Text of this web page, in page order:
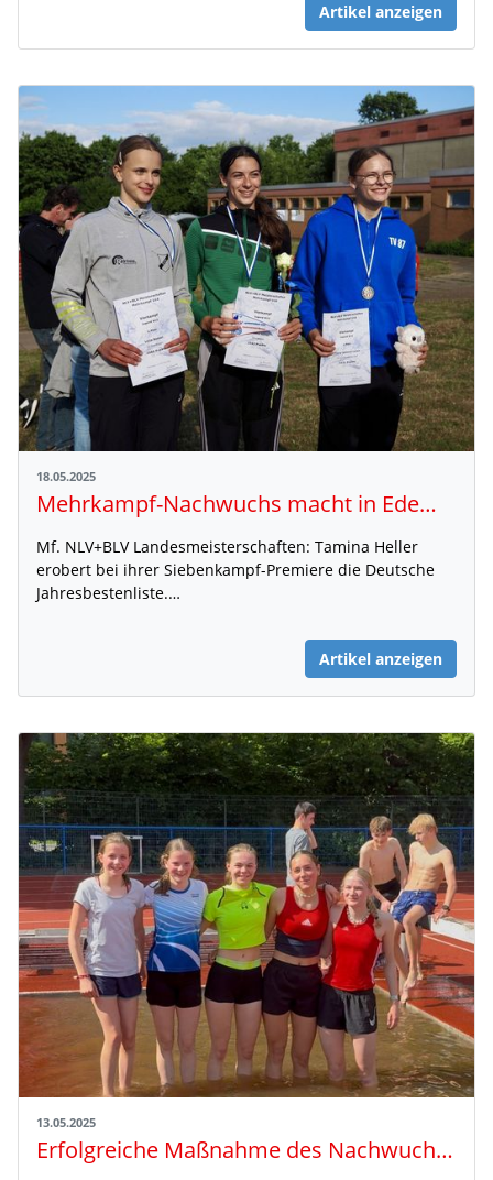
Artikel anzeigen
18.05.2025
Mehrkampf-Nachwuchs macht in Edemissen auf sich aufmerksam
Mf. NLV+BLV Landesmeisterschaften: Tamina Heller
erobert bei ihrer Siebenkampf-Premiere die Deutsche
Jahresbestenliste.…
Artikel anzeigen
13.05.2025
Erfolgreiche Maßnahme des Nachwuchs-Laufkaders in Hannover